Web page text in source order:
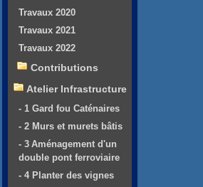
Travaux 2020
Travaux 2021
Travaux 2022
Contributions
Atelier Infrastructure
- 1 Gard fou Caténaires
- 2 Murs et murets bâtis
- 3 Aménagement d'un
double pont ferroviaire
- 4 Planter des vignes